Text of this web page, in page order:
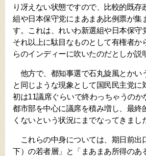
り冴えない状態ですので、比較的既
組や日本保守党にまあまあ比例票が
す。これは、れいわ新選組や日本保
それ以上に駄目なものとして有権者
らのインディーに吹いたのだとしか
他方で、都知事選で石丸旋風とかい
と同じような現象として国民民主党
初は11議席ぐらいで終わっちゃうの
都市部を中心に議席を積み増し、最
くないという状況にまでなってきまし
これらの中身については、期日前出
下）の若者層」と「まあまあ所得の